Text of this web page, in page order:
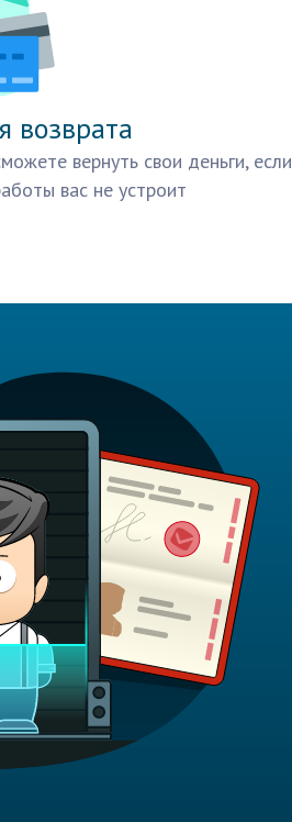
возврата
вернуть свои деньги, если
вас не устроит